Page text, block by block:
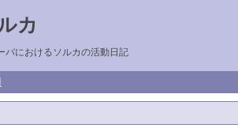
カ
におけるソルカの活動日記